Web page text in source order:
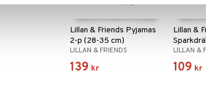
Lillan & Friends Pyjamas
2-p (28-35 cm)
LILLAN & FRIENDS
139 kr
Lillan &
LILLAN &
109 kr